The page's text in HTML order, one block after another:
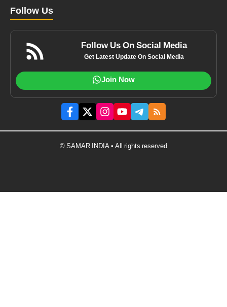
Follow Us
Follow Us On Social Media
Get Latest Update On Social Media
Join Now
© SAMAR INDIA • All rights reserved